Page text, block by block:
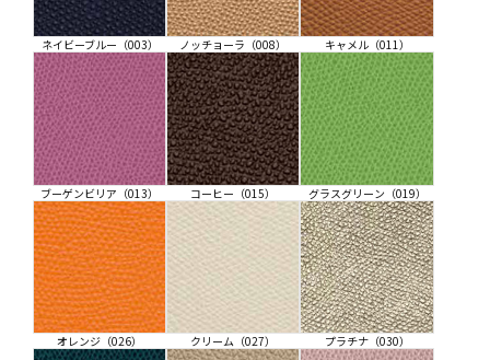
ネイビーブルー（003） ノッチョーラ（008） キャメル（011）
ブーゲンビリア（013） コーヒー（015） グラスグリーン（019）
オレンジ（026） クリーム（027） プラチナ（030）